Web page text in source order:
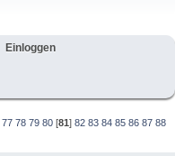
Einloggen
77 78 79 80 [81]82 83 84 85 86 87 88